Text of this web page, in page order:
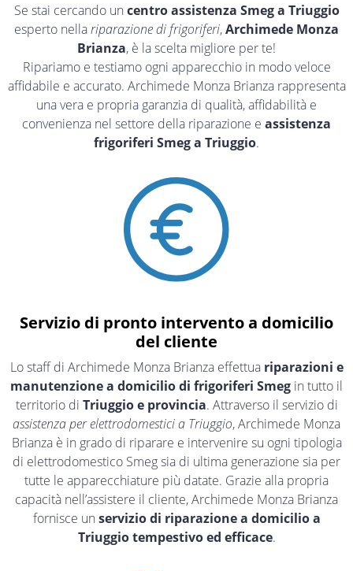
Se stai cercando un centro assistenza Smeg a Triuggio
esperto nellariparazione di frigoriferi,Archimede Monza
Brianza, è la scelta migliore per te!
Ripariamo e testiamo ogni apparecchio in modo veloce
affidabile e accurato. Archimede Monza Brianza rappresenta
una vera e propria garanzia di qualità, affidabilità e
convenienza nel settore della riparazione e assistenza
frigoriferi Smeg a Triuggio.
Servizio di pronto intervento a domicilio
del cliente
Lo staff di Archimede Monza Brianza effettua riparazioni e
manutenzione a domicilio di frigoriferi Smeg in tutto il
territorio di Triuggio e provincia. Attraverso il servizio di
assistenza per elettrodomestici a Triuggio, Archimede Monza
Brianza è in grado di riparare e intervenire su ogni tipologia
di elettrodomestico Smeg sia di ultima generazione sia per
tutte le apparecchiature più datate. Grazie alla propria
capacità nell’assistere il cliente, Archimede Monza Brianza
fornisce un servizio di riparazione a domicilio a
Triuggio tempestivo ed efficace.